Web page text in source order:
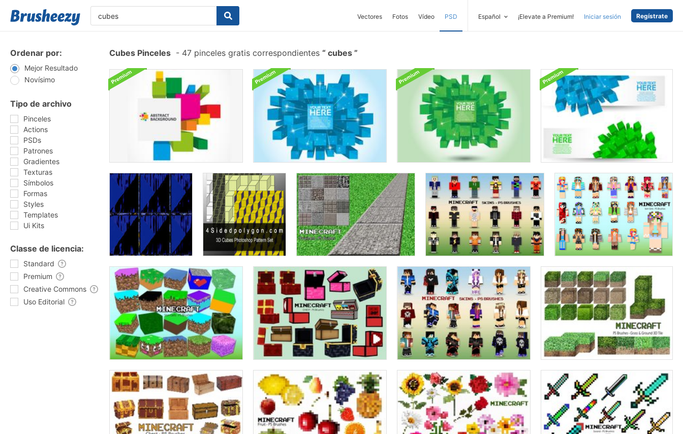
Vectores Fotos Vídeo PSD Español ¡Elevate a Premium! Iniciar sesión Regístrate
Ordenar por:
Mejor Resultado
Novísimo
Tipo de archivo
Pinceles
Actions
PSDs
Patrones
Gradientes
Texturas
Símbolos
Formas
Styles
Templates
Ui Kits
Classe de licencia:
Standard
Premium
Creative Commons
Uso Editorial
Cubes Pinceles - 47 pinceles gratis correspondientes cubes